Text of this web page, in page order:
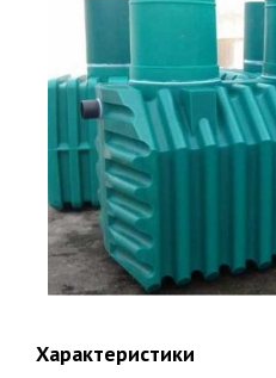
Закажите
консультацию от
Характеристики